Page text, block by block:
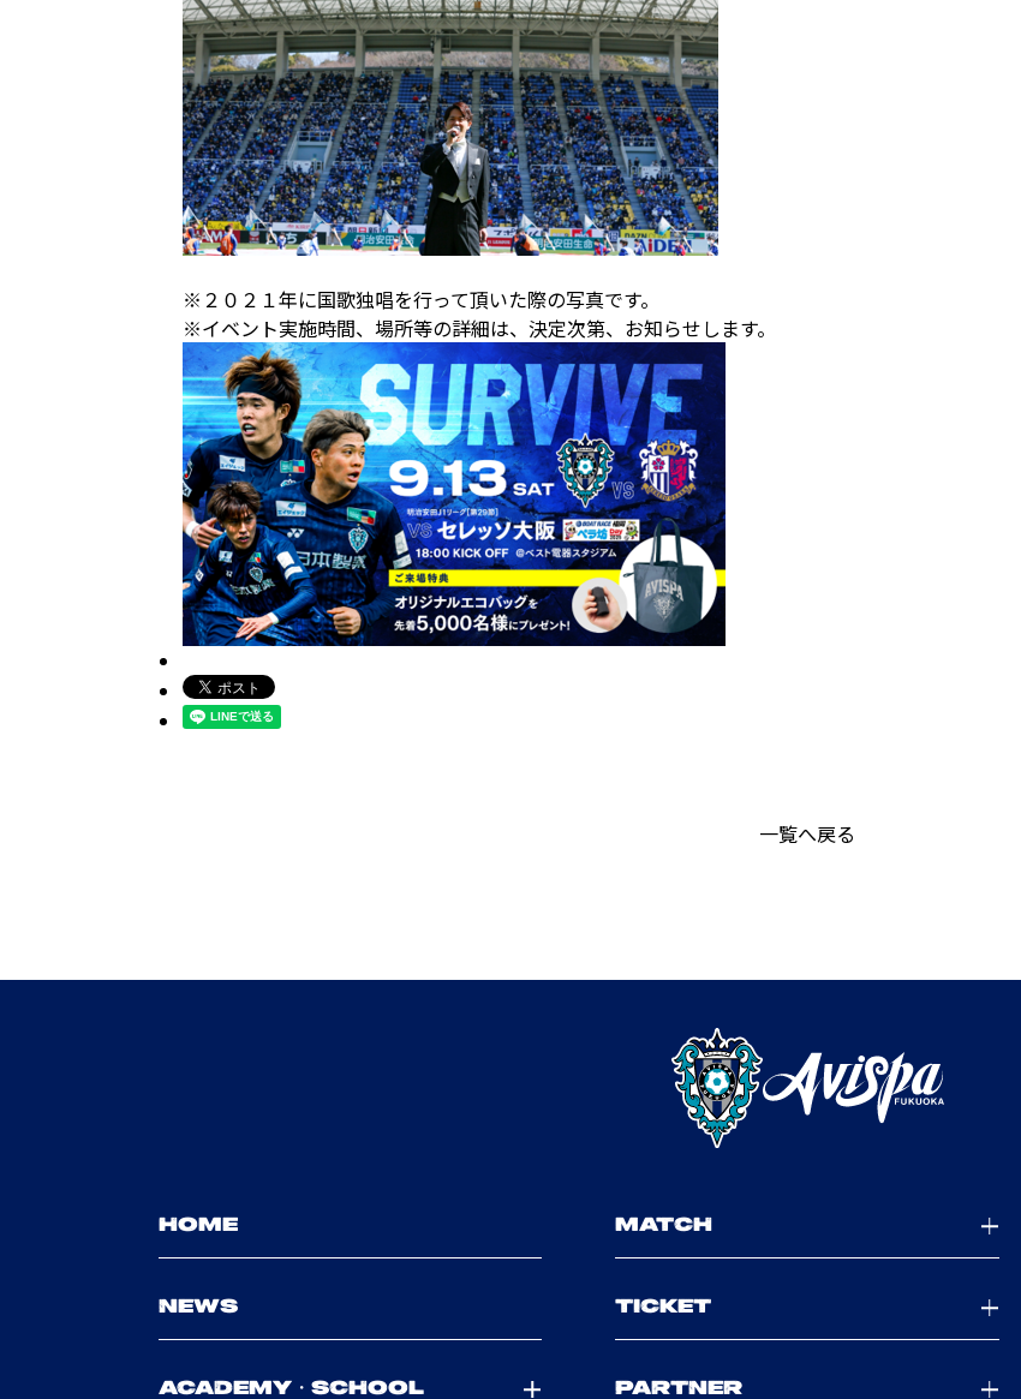
※２０２１年に国歌独唱を行って頂いた際の写真です。
※イベント実施時間、場所等の詳細は、決定次第、お知らせします。
一覧へ戻る
HOME MATCH
NEWS TICKET
ACADEMY・SCHOOL PARTNER